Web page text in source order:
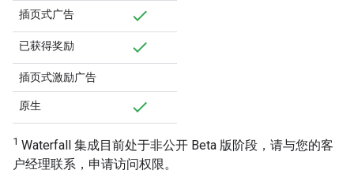
插页式广告
已获得奖励
插页式激励广告
原生
1 Waterfall 集成目前处于非公开 Beta 版阶段，请与您的客
户经理联系，申请访问权限。